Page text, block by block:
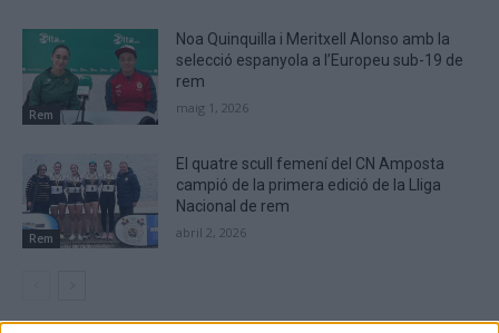
Rem
Noa Quinquilla i Meritxell Alonso amb la
selecció espanyola a l’Europeu sub-19 de
rem
maig 1, 2026
Rem
El quatre scull femení del CN Amposta
campió de la primera edició de la Lliga
Nacional de rem
abril 2, 2026